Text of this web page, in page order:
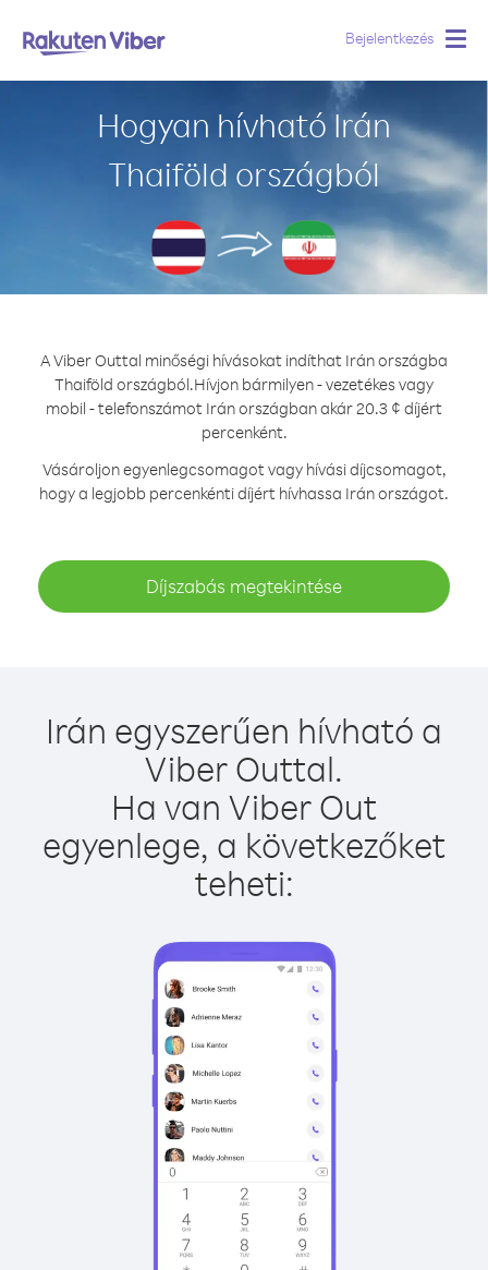
Bejelentkezés
Hogyan hívható Irán
Thaiföld országból
A Viber Outtal minőségi hívásokat indíthat Irán országba
Thaiföld országból.Hívjon bármilyen - vezetékes vagy
mobil - telefonszámot Irán országban akár 20.3 ¢ díjért
percenként.
Vásároljon egyenlegcsomagot vagy hívási díjcsomagot,
hogy a legjobb percenkénti díjért hívhassa Irán országot.
Díjszabás megtekintése
Irán egyszerűen hívható a
Viber Outtal.
Ha van Viber Out
egyenlege, a következőket
teheti: